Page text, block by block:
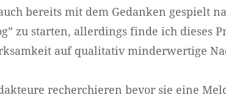
bereits mit dem Gedanken gespielt
zu starten, allerdings finde ich dieses
auf qualitativ minderwertige
recherchieren bevor sie eine